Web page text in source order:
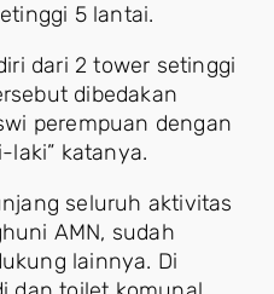
5 lantai.
dari 2 tower setinggi
dibedakan
perempuan dengan
laki” katanya.
seluruh aktivitas
AMN, sudah
lainnya. Di